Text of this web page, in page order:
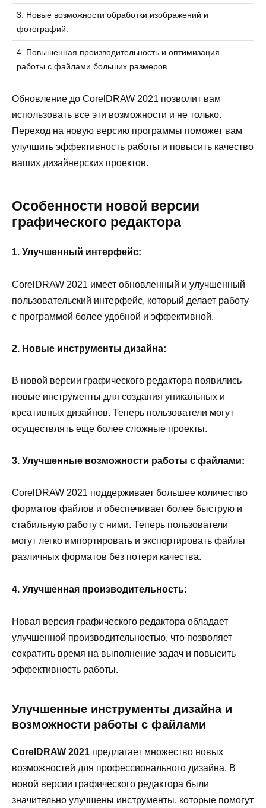
3. Новые возможности обработки изображений и
фотографий.
4. Повышенная производительность и оптимизация
работы с файлами больших размеров.
Обновление до CorelDRAW 2021 позволит вам
использовать все эти возможности и не только.
Переход на новую версию программы поможет вам
улучшить эффективность работы и повысить качество
ваших дизайнерских проектов.
Особенности новой версии
графического редактора
1. Улучшенный интерфейс:
CorelDRAW 2021 имеет обновленный и улучшенный
пользовательский интерфейс, который делает работу
с программой более удобной и эффективной.
2. Новые инструменты дизайна:
В новой версии графического редактора появились
новые инструменты для создания уникальных и
креативных дизайнов. Теперь пользователи могут
осуществлять еще более сложные проекты.
3. Улучшенные возможности работы с файлами:
CorelDRAW 2021 поддерживает большее количество
форматов файлов и обеспечивает более быструю и
стабильную работу с ними. Теперь пользователи
могут легко импортировать и экспортировать файлы
различных форматов без потери качества.
4. Улучшенная производительность:
Новая версия графического редактора обладает
улучшенной производительностью, что позволяет
сократить время на выполнение задач и повысить
эффективность работы.
Улучшенные инструменты дизайна и
возможности работы с файлами
CorelDRAW 2021 предлагает множество новых
возможностей для профессионального дизайна. В
новой версии графического редактора были
значительно улучшены инструменты, которые помогут